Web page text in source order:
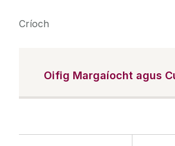
Críoch
Oifig Margaíocht agus